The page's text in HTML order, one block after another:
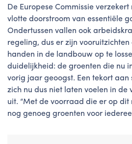
De Europese Commissie verzekert
vlotte doorstroom van essentiële
Ondertussen vallen ook
regeling, dus er zijn
handen in de landbouw op te
duidelijkheid: de groenten die nu
vorig jaar geoogst. Een tekort
zich nu dus niet laten voelen in de
uit. “Met de voorraad die er op
nog genoeg groenten voor